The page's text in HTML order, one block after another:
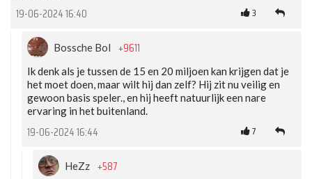
19-06-2024 16:40 3
Bossche Bol +9611
Ik denk als je tussen de 15 en 20 miljoen kan krijgen dat je
het moet doen, maar wilt hij dan zelf? Hij zit nu veilig en
gewoon basis speler., en hij heeft natuurlijk een nare
ervaring in het buitenland.
19-06-2024 16:44 7
HeZz +587